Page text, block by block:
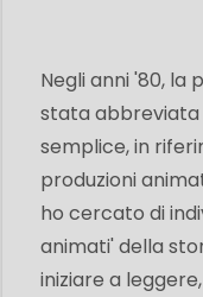
Negli anni '80,
stata abbreviata
semplice, in
produzioni
ho cercato di
animati' della
iniziare a